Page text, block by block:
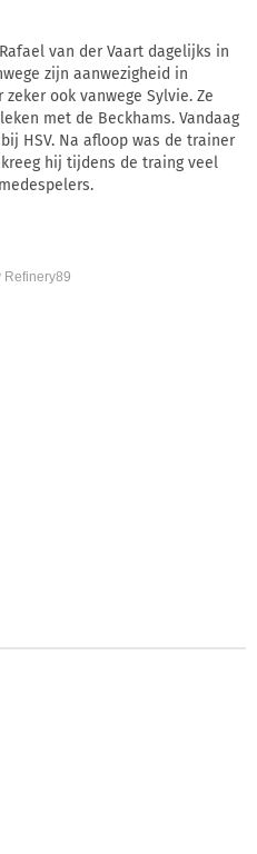
van der Vaart dagelijks in
zijn aanwezigheid in
ook vanwege Sylvie. Ze
met de Beckhams. Vandaag
HSV. Na afloop was de trainer
hij tijdens de traing veel
Refinery89